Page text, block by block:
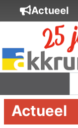
Actueel
Actueel